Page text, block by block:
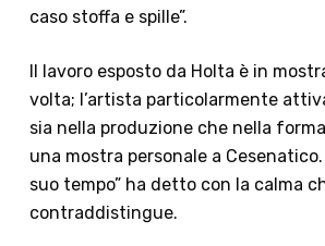
caso stoffa e spille”.
Il lavoro esposto da Holta è in
volta; l’artista particolarmente
sia nella produzione che nella
una mostra personale a Cesenatico.
suo tempo” ha detto con la calma
contraddistingue.